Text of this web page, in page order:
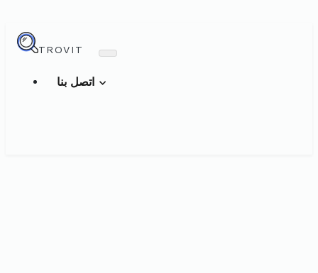
TROVIT